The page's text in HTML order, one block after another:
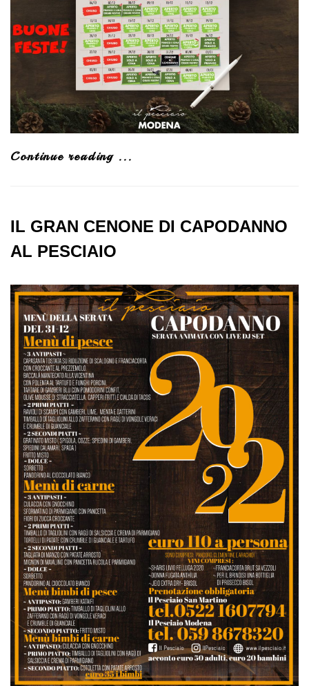
Continue reading ...
IL GRAN CENONE DI CAPODANNO
AL PESCIAIO